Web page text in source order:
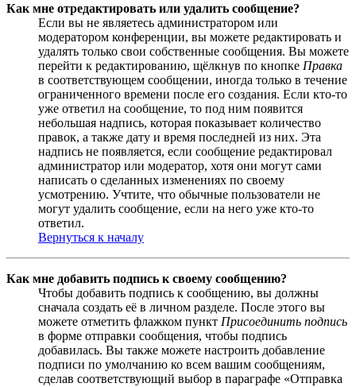
Как мне отредактировать или удалить сообщение?
Если вы не являетесь администратором или
модератором конференции, вы можете редактировать и
удалять только свои собственные сообщения. Вы можете
перейти к редактированию, щёлкнув по кнопке Правка
в соответствующем сообщении, иногда только в течение
ограниченного времени после его создания. Если кто-то
уже ответил на сообщение, то под ним появится
небольшая надпись, которая показывает количество
правок, а также дату и время последней из них. Эта
надпись не появляется, если сообщение редактировал
администратор или модератор, хотя они могут сами
написать о сделанных изменениях по своему
усмотрению. Учтите, что обычные пользователи не
могут удалить сообщение, если на него уже кто-то
ответил.
Вернуться к началу
Как мне добавить подпись к своему сообщению?
Чтобы добавить подпись к сообщению, вы должны
сначала создать её в личном разделе. После этого вы
можете отметить флажком пункт Присоединить подпись
в форме отправки сообщения, чтобы подпись
добавилась. Вы также можете настроить добавление
подписи по умолчанию ко всем вашим сообщениям,
сделав соответствующий выбор в параграфе «Отправка